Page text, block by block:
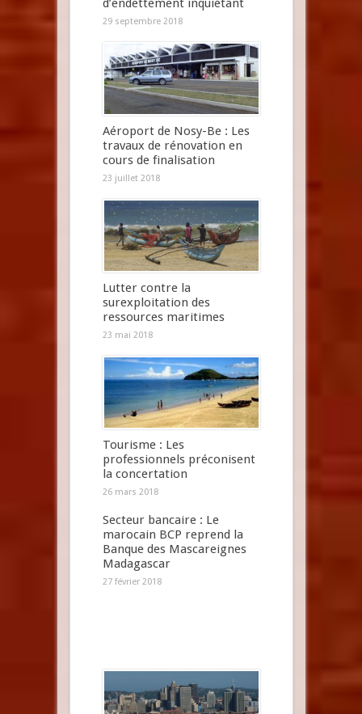
d’endettement inquiétant
29 septembre 2018
Aéroport de Nosy-Be : Les
travaux de rénovation en
cours de finalisation
23 juillet 2018
Lutter contre la
surexploitation des
ressources maritimes
23 mai 2018
Tourisme : Les
professionnels préconisent
la concertation
26 mars 2018
Secteur bancaire : Le
marocain BCP reprend la
Banque des Mascareignes
Madagascar
27 février 2018